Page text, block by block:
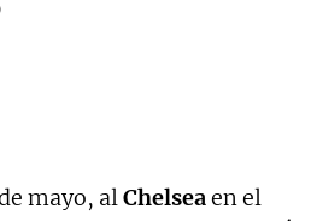
mayo, alChelseaen el